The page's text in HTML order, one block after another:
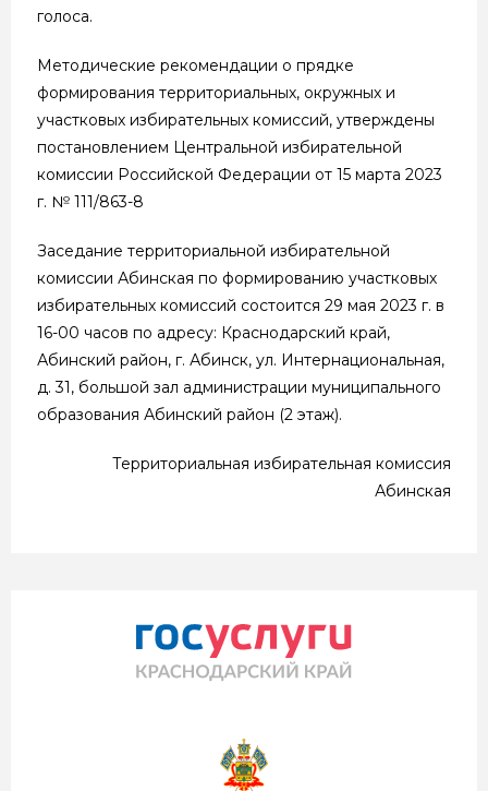
голоса.
Методические рекомендации о прядке
формирования территориальных, окружных и
участковых избирательных комиссий, утверждены
постановлением Центральной избирательной
комиссии Российской Федерации от 15 марта 2023
г. № 111/863-8
Заседание территориальной избирательной
комиссии Абинская по формированию участковых
избирательных комиссий состоится 29 мая 2023 г. в
16-00 часов по адресу: Краснодарский край,
Абинский район, г. Абинск, ул. Интернациональная,
д. 31, большой зал администрации муниципального
образования Абинский район (2 этаж).
Территориальная избирательная комиссия
Абинская